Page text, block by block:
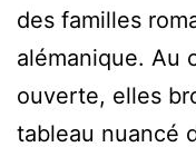
des familles
alémanique. Au
ouverte, elles
tableau nuancé